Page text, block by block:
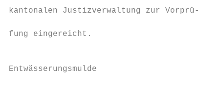
kantonalen Justizverwaltung zur
fung eingereicht.
Entwässerungsmulde